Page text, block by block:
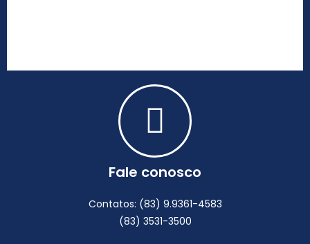
Fale conosco
Contatos: (83) 9.9361-4583
(83) 3531-3500